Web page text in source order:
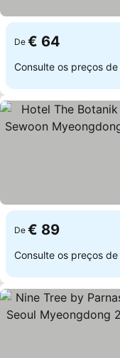
De € 64
Consulte os preços de
De € 89
Consulte os preços de